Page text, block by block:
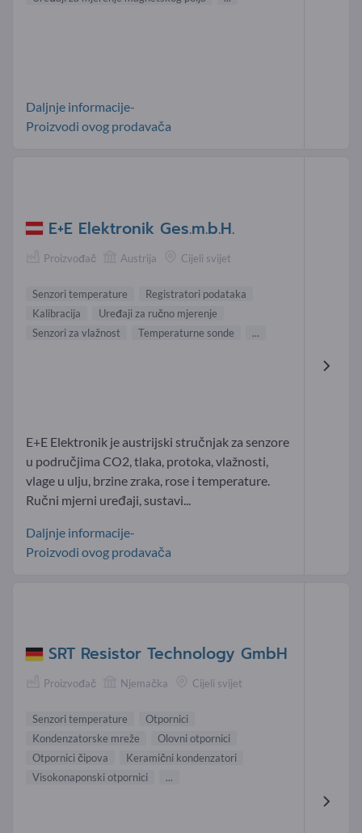
Daljnje informacije-
Proizvodi ovog prodavača
E+E Elektronik Ges.m.b.H.
Proizvođač Austrija Cijeli svijet
Senzori temperature
Registratori podataka
Kalibracija
Uređaji za ručno mjerenje
Senzori za vlažnost
Temperaturne sonde ...
E+E Elektronik je austrijski stručnjak za senzore
u područjima CO2, tlaka, protoka, vlažnosti,
vlage u ulju, brzine zraka, rose i temperature.
Ručni mjerni uređaji, sustavi...
Daljnje informacije-
Proizvodi ovog prodavača
SRT Resistor Technology GmbH
Proizvođač Njemačka Cijeli svijet
Senzori temperature
Otpornici
Kondenzatorske mreže
Olovni otpornici
Otpornici čipova
Keramični kondenzatori
Visokonaponski otpornici
...